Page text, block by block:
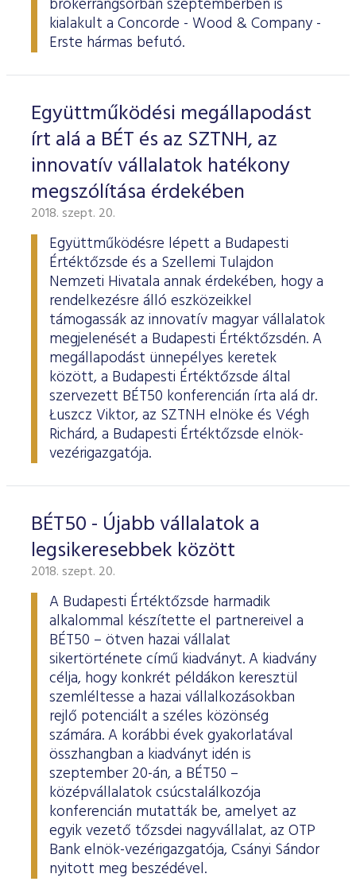
ESG Útmutató
brókerrangsorban szeptemberben is
kialakult a Concorde - Wood & Company -
Erste hármas befutó.
Együttműködési megállapodást
írt alá a BÉT és az SZTNH, az
innovatív vállalatok hatékony
megszólítása érdekében
2018. szept. 20.
Együttműködésre lépett a Budapesti
Értéktőzsde és a Szellemi Tulajdon
Nemzeti Hivatala annak érdekében, hogy a
rendelkezésre álló eszközeikkel
támogassák az innovatív magyar vállalatok
megjelenését a Budapesti Értéktőzsdén. A
megállapodást ünnepélyes keretek
között, a Budapesti Értéktőzsde által
szervezett BÉT50 konferencián írta alá dr.
Łuszcz Viktor, az SZTNH elnöke és Végh
Richárd, a Budapesti Értéktőzsde elnök-
vezérigazgatója.
BÉT50 - Újabb vállalatok a
legsikeresebbek között
2018. szept. 20.
A Budapesti Értéktőzsde harmadik
alkalommal készítette el partnereivel a
BÉT50 – ötven hazai vállalat
sikertörténete című kiadványt. A kiadvány
célja, hogy konkrét példákon keresztül
szemléltesse a hazai vállalkozásokban
rejlő potenciált a széles közönség
számára. A korábbi évek gyakorlatával
összhangban a kiadványt idén is
szeptember 20-án, a BÉT50 –
középvállalatok csúcstalálkozója
konferencián mutatták be, amelyet az
egyik vezető tőzsdei nagyvállalat, az OTP
Bank elnök-vezérigazgatója, Csányi Sándor
nyitott meg beszédével.